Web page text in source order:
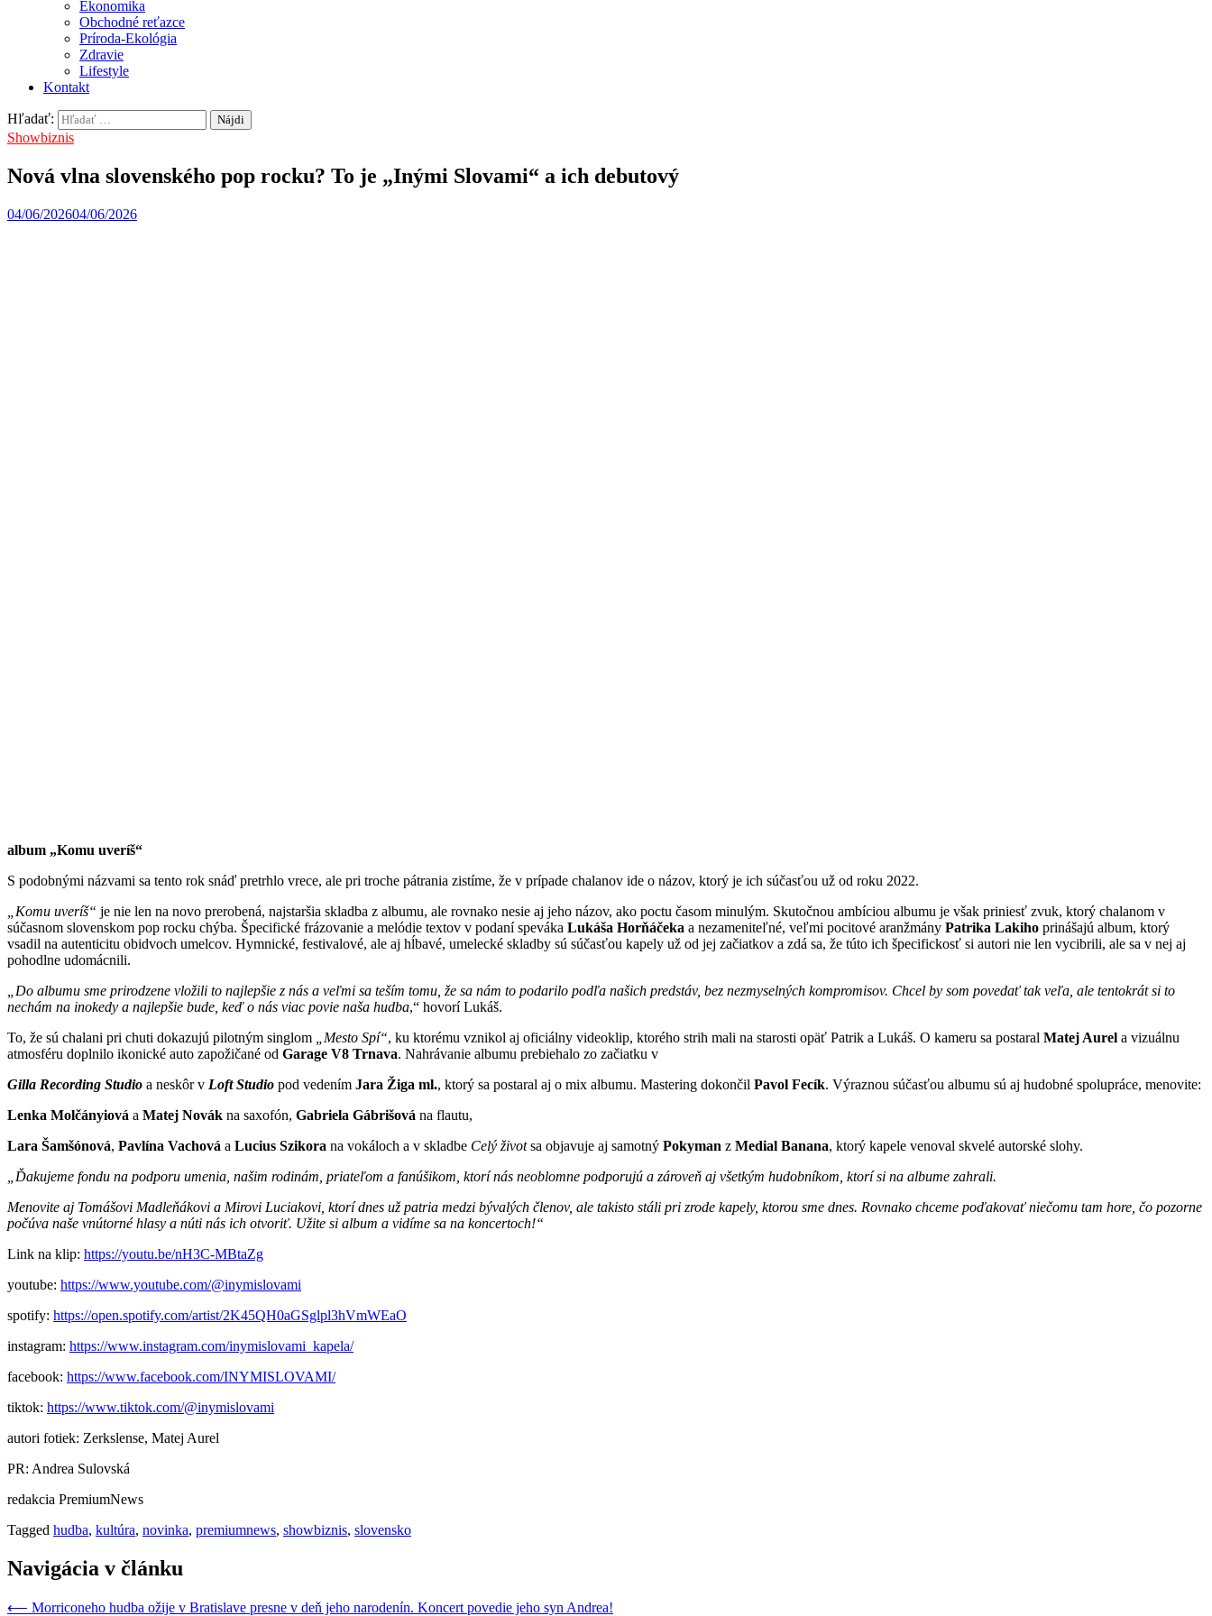
Ekonomika
Obchodné reťazce
Príroda-Ekológia
Zdravie
Lifestyle
Kontakt
Hľadať:
Showbiznis
Nová vlna slovenského pop rocku? To je „Inými Slovami“ a ich debutový
04/06/202604/06/2026
album „Komu uveríš“
S podobnými názvami sa tento rok snáď pretrhlo vrece, ale pri troche pátrania zistíme, že v prípade chalanov ide o názov, ktorý je ich súčasťou už od roku 2022.
„Komu uveríš“ je nie len na novo prerobená, najstaršia skladba z albumu, ale rovnako nesie aj jeho názov, ako poctu časom minulým. Skutočnou ambíciou albumu je však priniesť zvuk, ktorý chalanom v
súčasnom slovenskom pop rocku chýba. Špecifické frázovanie a melódie textov v podaní speváka Lukáša Horňáčeka a nezameniteľné, veľmi pocitové aranžmány Patrika Lakiho prinášajú album, ktorý
vsadil na autenticitu obidvoch umelcov. Hymnické, festivalové, ale aj hĺbavé, umelecké skladby sú súčasťou kapely už od jej začiatkov a zdá sa, že túto ich špecifickosť si autori nie len vycibrili, ale sa v nej aj
pohodlne udomácnili.
„Do albumu sme prirodzene vložili to najlepšie z nás a veľmi sa teším tomu, že sa nám to podarilo podľa našich predstáv, bez nezmyselných kompromisov. Chcel by som povedať tak veľa, ale tentokrát si to
nechám na inokedy a najlepšie bude, keď o nás viac povie naša hudba,“ hovorí Lukáš.
To, že sú chalani pri chuti dokazujú pilotným singlom
„Mesto Spí“, ku ktorému vznikol aj oficiálny videoklip, ktorého strih mali na starosti opäť Patrik a Lukáš. O kameru sa postaral Matej Aurel a vizuálnu
atmosféru doplnilo ikonické auto zapožičané od Garage V8 Trnava. Nahrávanie albumu prebiehalo zo začiatku v
Gilla Recording Studio a neskôr v Loft Studio pod vedením Jara Žiga ml., ktorý sa postaral aj o mix albumu. Mastering dokončil Pavol Fecík. Výraznou súčasťou albumu sú aj hudobné spolupráce, menovite:
Lenka Molčányiová a Matej Novák na saxofón, Gabriela Gábrišová na flautu,
Lara Šamšónová, Pavlína Vachová a Lucius Szikora na vokáloch a v skladbe Celý životsa objavuje aj samotný Pokyman z Medial Banana, ktorý kapele venoval skvelé autorské slohy.
„Ďakujeme fondu na podporu umenia, našim rodinám, priateľom a fanúšikom, ktorí nás neoblomne podporujú a zároveň aj všetkým hudobníkom, ktorí si na albume zahrali.
Menovite aj Tomášovi Madleňákovi a Mirovi Luciakovi, ktorí dnes už patria medzi bývalých členov, ale takisto stáli pri zrode kapely, ktorou sme dnes. Rovnako chceme poďakovať niečomu tam hore, čo pozorne
počúva naše vnútorné hlasy a núti nás ich otvoriť. Užite si album a vidíme sa na koncertoch!“
Link na klip: https://youtu.be/nH3C-MBtaZg
youtube: https://www.youtube.com/@inymislovami
spotify: https://open.spotify.com/artist/2K45QH0aGSglpl3hVmWEaO
instagram: https://www.instagram.com/inymislovami_kapela/
facebook: https://www.facebook.com/INYMISLOVAMI/
tiktok: https://www.tiktok.com/@inymislovami
autori fotiek: Zerkslense, Matej Aurel
PR: Andrea Sulovská
redakcia PremiumNews
Tagged hudba, kultúra, novinka, premiumnews, showbiznis, slovensko
Navigácia v článku
⟵ Morriconeho hudba ožije v Bratislave presne v deň jeho narodenín. Koncert povedie jeho syn Andrea!